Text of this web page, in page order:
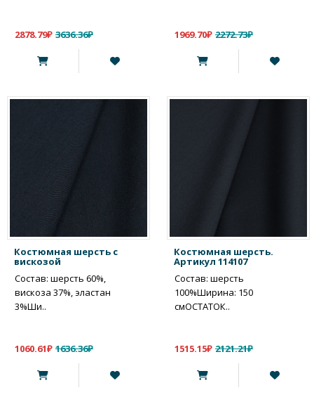
2878.79₽ 3636.36₽ 1969.70₽ 2272.73₽
Костюмная шерсть с
вискозой
Состав: шерсть 60%,
вискоза 37%, эластан
3%Ши..
1060.61₽ 1636.36₽
Костюмная шерсть.
Артикул 114107
Состав: шерсть
100%Ширина: 150
смОСТАТОК..
1515.15₽ 2121.21₽